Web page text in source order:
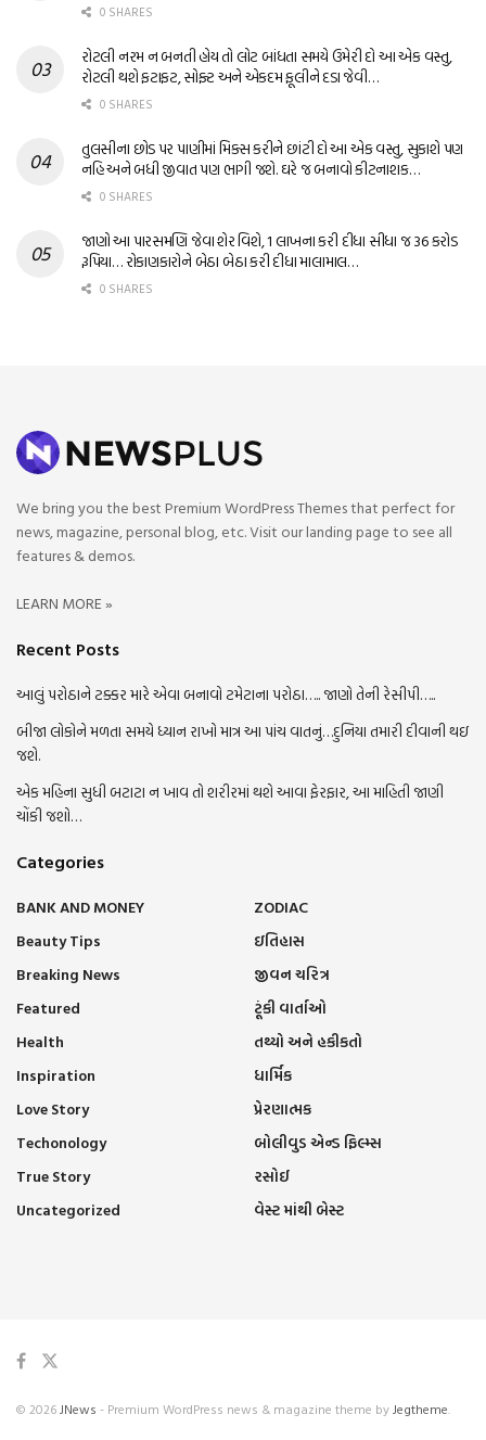
0 SHARES
રોટલી નરમ ન બનતી હોય તો લોટ બાંધતા સમયે ઉમેરી દો આ એક વસ્તુ,
રોટલી થશે ફટાફટ, સોફ્ટ અને એકદમ ફૂલીને દડા જેવી…
0 SHARES
તુલસીના છોડ પર પાણીમાં મિક્સ કરીને છાંટી દો આ એક વસ્તુ, સુકાશે પણ
નહિ અને બધી જીવાત પણ ભાગી જશે. ઘરે જ બનાવો કીટનાશક…
0 SHARES
જાણો આ પારસમણિ જેવા શેર વિશે, 1 લાખના કરી દીધા સીધા જ 36 કરોડ
રૂપિયા… રોકાણકારોને બેઠા બેઠા કરી દીધા માલામાલ…
0 SHARES
We bring you the best Premium WordPress Themes that perfect for
news, magazine, personal blog, etc. Visit our landing page to see all
features & demos.
LEARN MORE »
Recent Posts
આલું પરોઠાને ટક્કર મારે એવા બનાવો ટમેટાના પરોઠા….. જાણો તેની રેસીપી…..
બીજા લોકોને મળતા સમયે ધ્યાન રાખો માત્ર આ પાંચ વાતનું…દુનિયા તમારી દીવાની થઇ
જશે.
એક મહિના સુધી બટાટા ન ખાવ તો શરીરમાં થશે આવા ફેરફાર, આ માહિતી જાણી
ચોંકી જશો…
Categories
BANK AND MONEY
Beauty Tips
Breaking News
Featured
Health
Inspiration
Love Story
Techonology
True Story
Uncategorized
ZODIAC
ઇતિહાસ
જીવન ચરિત્ર
ટૂંકી વાર્તાઓ
તથ્યો અને હકીકતો
ધાર્મિક
પ્રેરણાત્મક
બોલીવુડ એન્ડ ફિલ્મ્સ
રસોઈ
વેસ્ટ માંથી બેસ્ટ
© 2026JNews - Premium WordPress news & magazine theme byJegtheme.